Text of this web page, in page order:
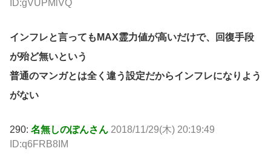
ID:gVUPMlVQ
インフレと言ってもMAX霊力値が高いだけで、回復手段
が殆ど無いという
普通のマンガとは全く違う設定だからインフレになりよう
がない
290: 名無しのぽんさん 2018/11/29(木) 20:19:49
ID:q6FRB8IM